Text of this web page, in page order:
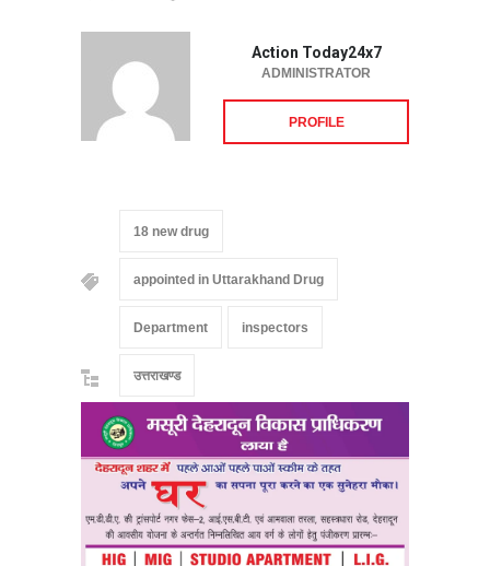
Action Today24x7
ADMINISTRATOR
PROFILE
18 new drug
appointed in Uttarakhand Drug
Department inspectors
उत्तराखण्ड